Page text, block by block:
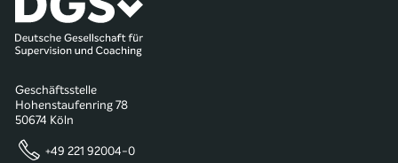
Geschäftsstelle
Hohenstaufenring 78
50674 Köln
+49 221 92004-0